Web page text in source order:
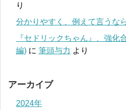
り
分かりやすく、例えて言うな
『セドリックちゃん』、強化
編) に 筆頭与力 より
アーカイブ
2024年